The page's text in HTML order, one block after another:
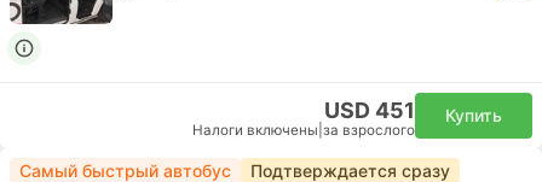
USD 451
Налоги включены за взрослого
Купить
Самый быстрый автобус Подтверждается сразу